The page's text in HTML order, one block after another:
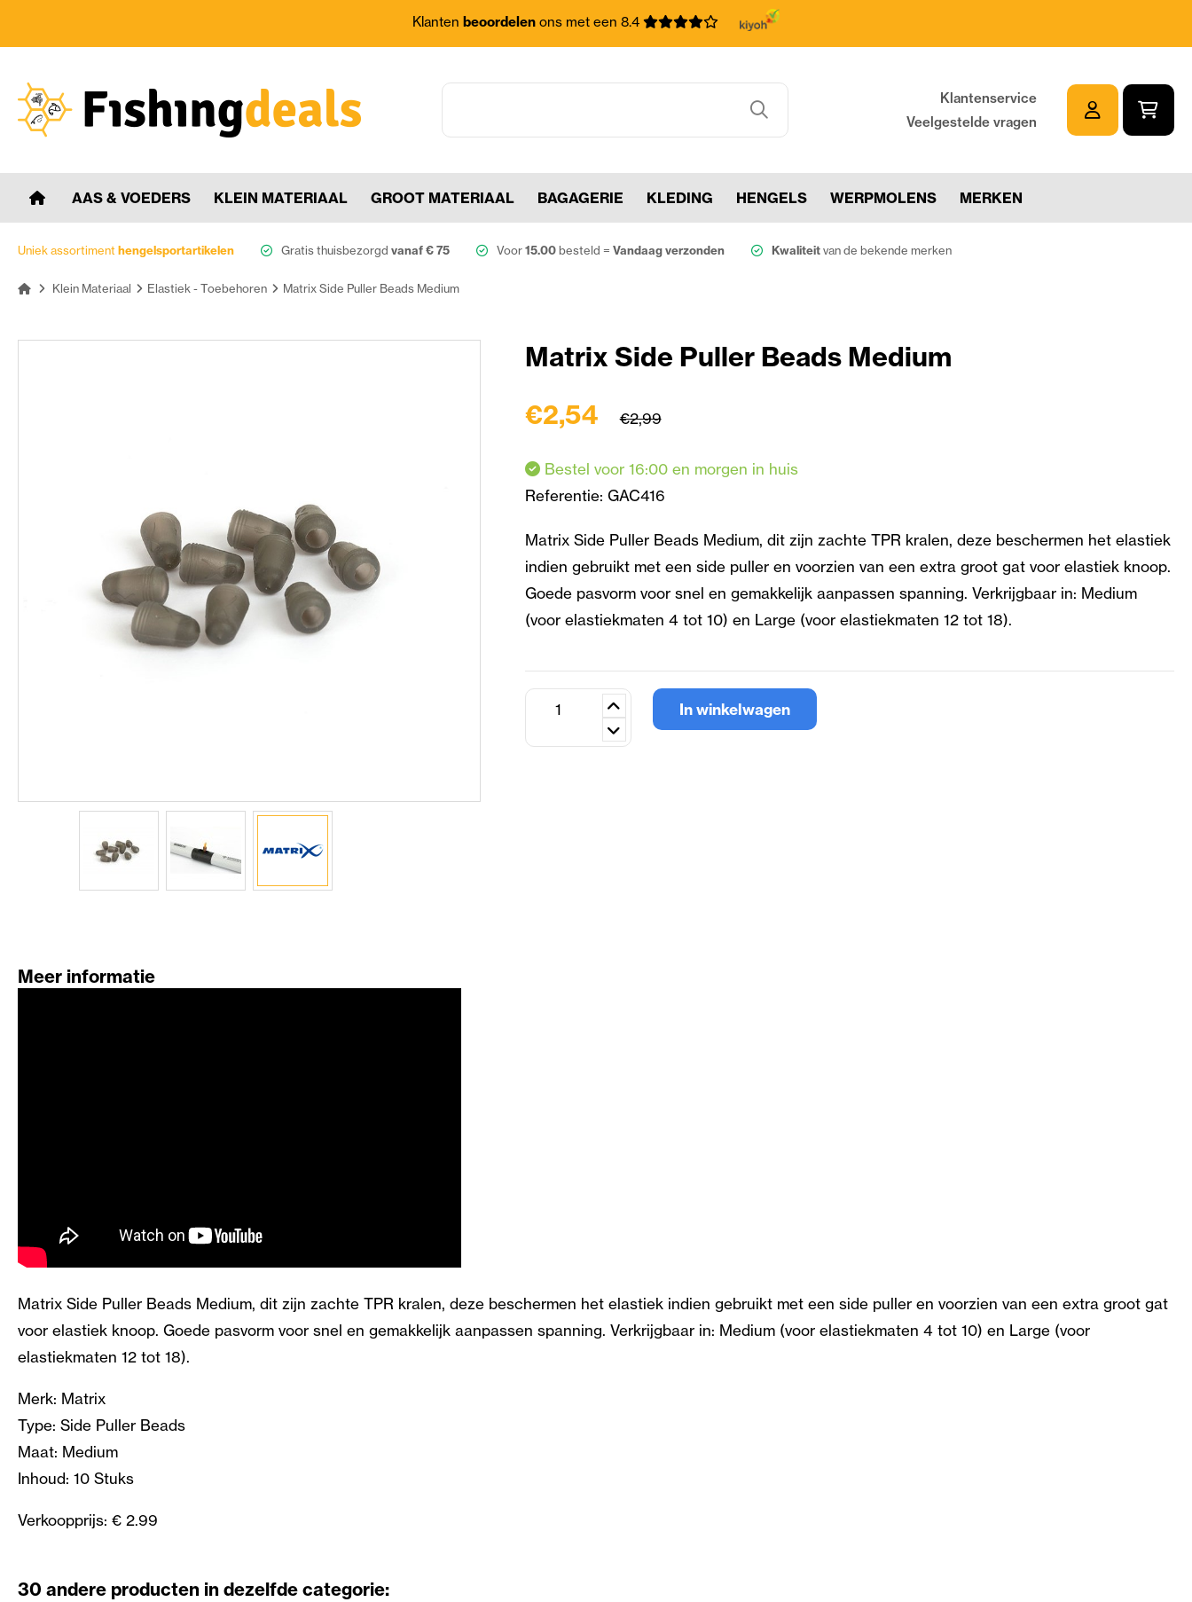
Klanten beoordelen ons met een 8.4
Klantenservice
Veelgestelde vragen
AAS & VOEDERS KLEIN MATERIAAL GROOT MATERIAAL BAGAGERIE KLEDING HENGELS WERPMOLENS MERKEN
Uniek assortimenthengelsportartikelen Gratis thuisbezorgd vanaf € 75 Voor15.00besteld = Vandaag verzonden Kwaliteitvan de bekende merken
Klein Materiaal Elastiek - Toebehoren Matrix Side Puller Beads Medium
Matrix Side Puller Beads Medium
€2,54 €2,99
Bestel voor 16:00 en morgen in huis
Referentie: GAC416
Matrix Side Puller Beads Medium, dit zijn zachte TPR kralen, deze beschermen het elastiek
indien gebruikt met een side puller en voorzien van een extra groot gat voor elastiek knoop.
Goede pasvorm voor snel en gemakkelijk aanpassen spanning. Verkrijgbaar in: Medium
(voor elastiekmaten 4 tot 10) en Large (voor elastiekmaten 12 tot 18).
In winkelwagen
Meer informatie
Matrix Side Puller Beads Medium, dit zijn zachte TPR kralen, deze beschermen het elastiek indien gebruikt met een side puller en voorzien van een extra groot gat
voor elastiek knoop. Goede pasvorm voor snel en gemakkelijk aanpassen spanning. Verkrijgbaar in: Medium (voor elastiekmaten 4 tot 10) en Large (voor
elastiekmaten 12 tot 18).
Merk: Matrix
Type: Side Puller Beads
Maat: Medium
Inhoud: 10 Stuks
Verkoopprijs: € 2.99
30 andere producten in dezelfde categorie: